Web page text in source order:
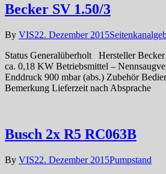
Becker SV 1.50/3
By VIS22. Dezember 2015
Status Generalüberholt Hersteller
ca. 0,18 KW Betriebsmittel –
Enddruck 900 mbar (abs.) Zubehör
Bemerkung Lieferzeit nach Absprache
Busch 2x R5 RC063B
By VIS22. Dezember 2015Pumpstand